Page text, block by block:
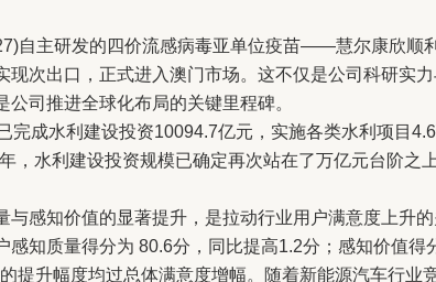
自主研发的四价流感病毒亚单位疫苗——慧尔康欣顺
现次出口，正式进入澳门市场。这不仅是公司科研实
公司推进全球化布局的关键里程碑。
完成水利建设投资10094.7亿元，实施各类水利项目
，水利建设投资规模已确定再次站在了万亿元台阶之
与感知价值的显著提升，是拉动行业用户满意度上升
感知质量得分为 80.6分，同比提高1.2分；感知价值得
提升幅度均过总体满意度增幅。随着新能源汽车行业